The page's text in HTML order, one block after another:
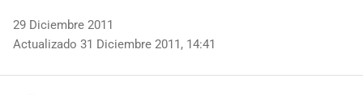
29 Diciembre 2011
Actualizado 31 Diciembre 2011, 14:41